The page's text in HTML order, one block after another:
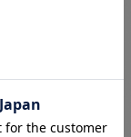
す。
ましたが、